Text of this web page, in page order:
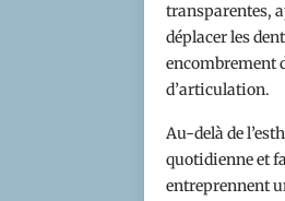
transparentes,
déplacer les
encombrement
d’articulation.
Au-delà de
quotidienne et
entreprennent